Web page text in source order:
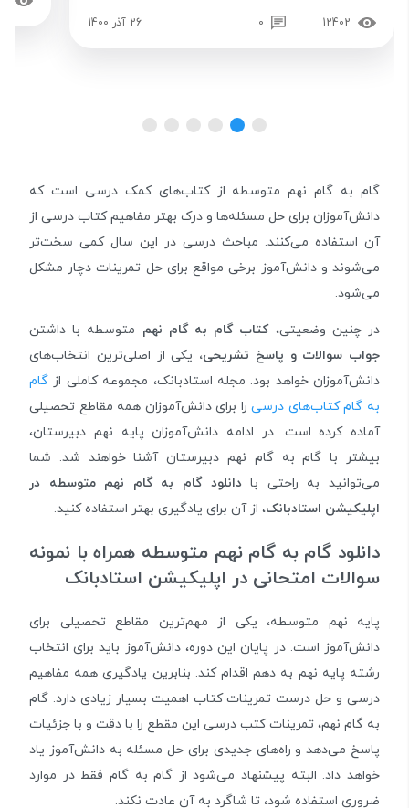
12402
0 26 آذر 1400
گام به گام نهم متوسطه از کتاب‌های کمک درسی است که
دانش‌آموزان برای حل مسئله‌ها و درک بهتر مفاهیم کتاب درسی از
آن استفاده می‌کنند. مباحث درسی در این سال کمی سخت‌تر
می‌شوند و دانش‌آموز برخی مواقع برای حل تمرینات دچار مشکل
می‌شود.
در چنین وضعیتی،کتاب گام به گام نهم متوسطه با داشتن
جواب سوالات و پاسخ تشریحی، یکی از اصلی‌ترین انتخاب‌های
دانش‌آموزان خواهد بود. مجله استادبانک، مجموعه کاملی از گام
به گام کتاب‌های درسیرا برای دانش‌آموزان همه مقاطع تحصیلی
آماده کرده است. در ادامه دانش‌آموزان پایه نهم دبیرستان،
بیشتر با گام به گام نهم دبیرستان آشنا خواهند شد. شما
می‌توانید به راحتی با دانلود گام به گام نهم متوسطه در
اپلیکیشن استادبانک، از آن برای یادگیری بهتر استفاده کنید.
دانلود گام به گام نهم متوسطه همراه با نمونه
سوالات امتحانی در اپلیکیشن استادبانک
پایه نهم متوسطه، یکی از مهم‌ترین مقاطع تحصیلی برای
دانش‌آموز است. در پایان این دوره، دانش‌آموز باید برای انتخاب
رشته پایه نهم به دهم اقدام کند. بنابرین یادگیری همه مفاهیم
درسی و حل درست تمرینات کتاب اهمیت بسیار زیادی دارد. گام
به گام نهم، تمرینات کتب درسی این مقطع را با دقت و با جزئیات
پاسخ می‌دهد و راه‌های جدیدی برای حل مسئله به دانش‌آموز یاد
خواهد داد. البته پیشنهاد می‌شود از گام به گام‌ فقط در موارد
ضروری استفاده شود، تا شاگرد به آن‌ عادت نکند.